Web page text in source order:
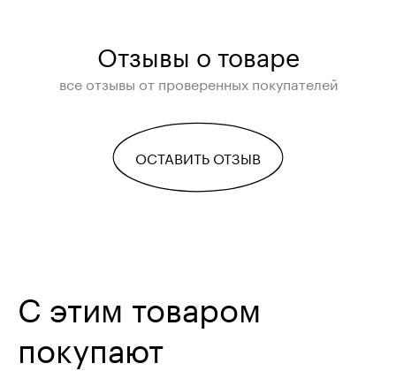
Отзывы о товаре
все отзывы от проверенных покупателей
ОСТАВИТЬ ОТЗЫВ
С этим товаром
покупают